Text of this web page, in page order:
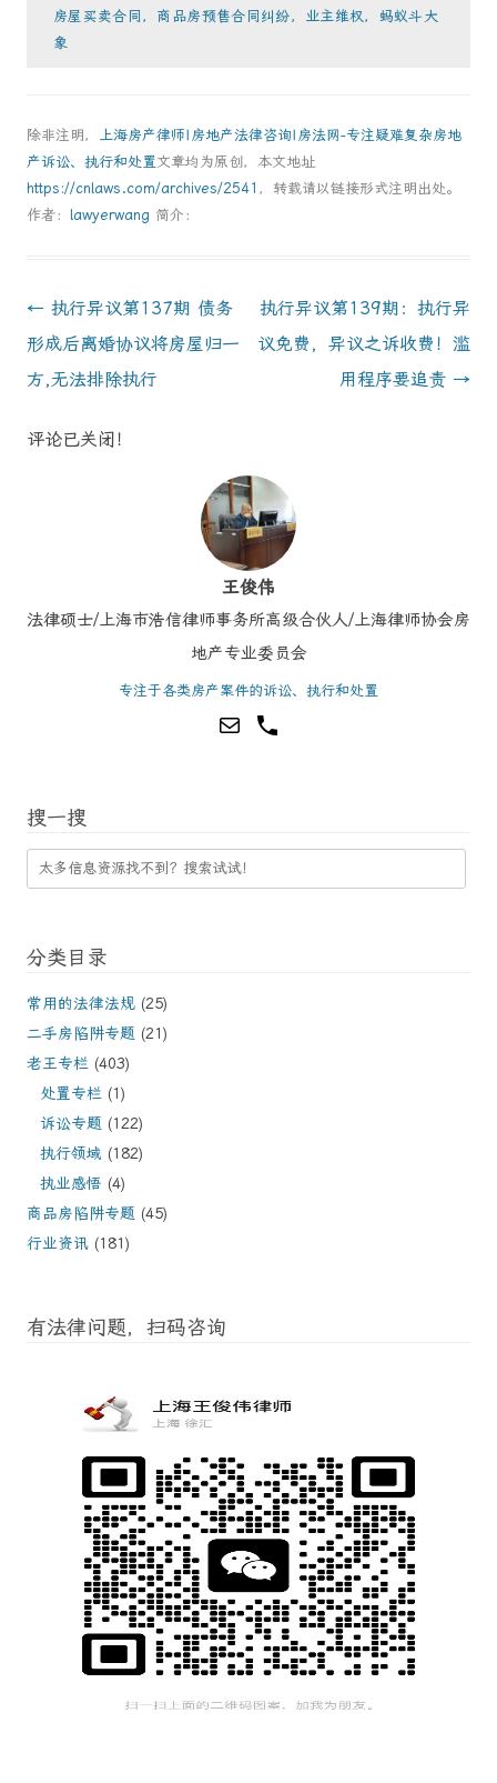
房屋买卖合同，商品房预售合同纠纷，业主维权，蚂蚁斗大
象
除非注明， 上海房产律师|房地产法律咨询|房法网-专注疑难复杂房地
产诉讼、执行和处置文章均为原创，本文地址
https://cnlaws.com/archives/2541 ，转载请以链接形式注明出处。
作者： lawyerwang 简介：
Post
navigation
← 执行异议第137期 债务
形成后离婚协议将房屋归一
方,无法排除执行
执行异议第139期：执行异
议免费，异议之诉收费！滥
用程序要追责 →
评论已关闭！
王俊伟
法律硕士/上海市浩信律师事务所高级合伙人/上海律师协会房
地产专业委员会
专注于各类房产案件的诉讼、执行和处置
搜一搜
分类目录
常用的法律法规 (25)
二手房陷阱专题 (21)
老王专栏 (403)
处置专栏 (1)
诉讼专题 (122)
执行领域 (182)
执业感悟 (4)
商品房陷阱专题 (45)
行业资讯 (181)
有法律问题，扫码咨询